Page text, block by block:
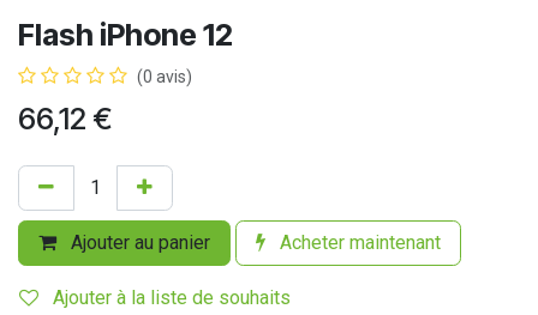
Flash iPhone 12
(0 avis)
66,12 €
Ajouter au panier Acheter maintenant
Ajouter à la liste de souhaits